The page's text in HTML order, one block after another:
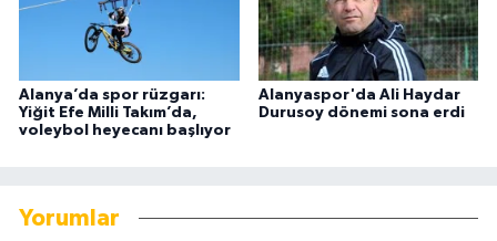
Alanya’da spor rüzgarı:
Yiğit Efe Milli Takım’da,
voleybol heyecanı başlıyor
Alanyaspor'da Ali Haydar
Durusoy dönemi sona erdi
Yorumlar